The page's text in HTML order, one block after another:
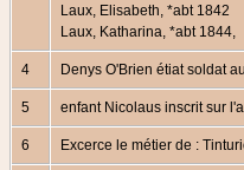
Laux, Elisabeth, *abt 1842
Laux, Katharina, *abt 1844,
4 Denys O'Brien étiat soldat
5 enfant Nicolaus inscrit sur
6 Excerce le métier de :